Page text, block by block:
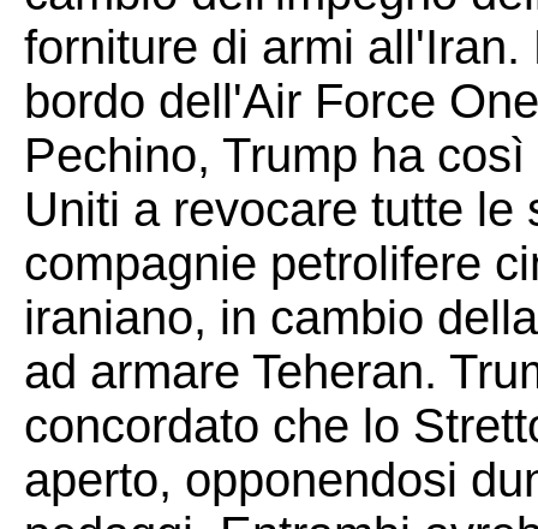
forniture di armi
bordo dell'Air Force
Pechino, Trump ha
Uniti a revocare tutte le
compagnie petrolifere
iraniano, in cambio
ad armare Teheran.
concordato che lo
aperto, opponendosi